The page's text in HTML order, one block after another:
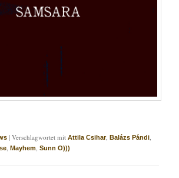
|Verschlagwortet mit Attila Csihar,Balázs Pándi,
,Mayhem,Sunn O)))